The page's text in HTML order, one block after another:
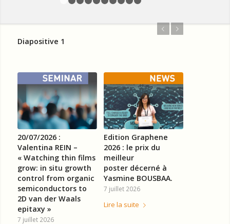
1 2 3 4
Diapositive 1
20/07/2026 :
Valentina REIN –
« Watching thin films
grow: in situ growth
control from organic
semiconductors to
2D van der Waals
epitaxy »
7 juillet 2026
Edition Graphene
2026 : le prix du
meilleur
poster décerné à
Yasmine BOUSBAA.
7 juillet 2026
Lire la suite